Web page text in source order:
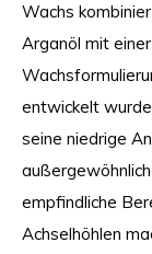
Wachs
Arganöl mit
entwickelt
seine niedrige
empfindliche
Achselhöhlen